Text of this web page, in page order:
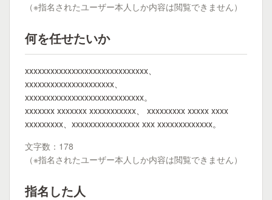
（※指名されたユーザー本人しか内容は閲覧できません）
何を任せたいか
xxxxxxxxxxxxxxxxxxxxxxxxxxxxx、
xxxxxxxxxxxxxxxxxxxxx、
xxxxxxxxxxxxxxxxxxxxxxxxxxxx。
xxxxxxx xxxxxxx xxxxxxxxxxx、 xxxxxxxxx xxxxx xxxx
xxxxxxxxx、xxxxxxxxxxxxxxxx xxx xxxxxxxxxxxxx。
文字数：178
（※指名されたユーザー本人しか内容は閲覧できません）
指名した人